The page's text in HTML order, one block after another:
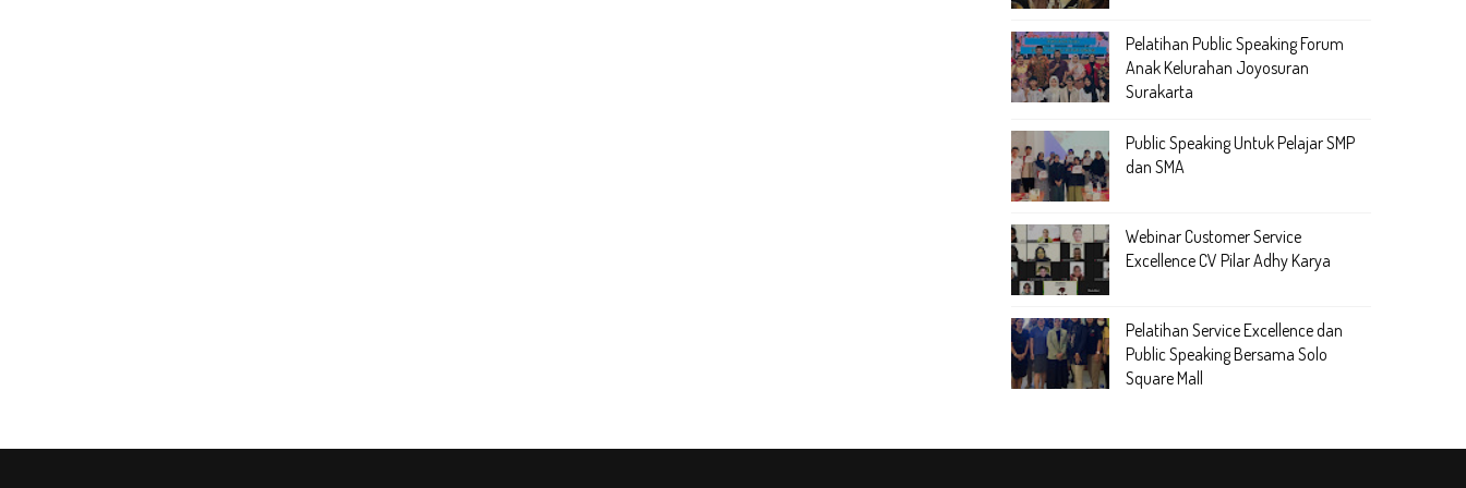
Pelatihan Public Speaking Forum
Anak Kelurahan Joyosuran
Surakarta
Public Speaking Untuk Pelajar SMP
dan SMA
Webinar Customer Service
Excellence CV Pilar Adhy Karya
Pelatihan Service Excellence dan
Public Speaking Bersama Solo
Square Mall